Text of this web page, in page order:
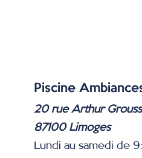
Piscine
20 rue Arthur
87100 Limoges
Lundi au samedi de